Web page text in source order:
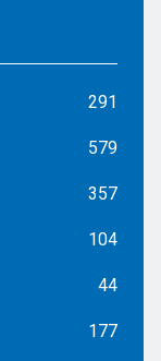
291
579
357
104
44
177